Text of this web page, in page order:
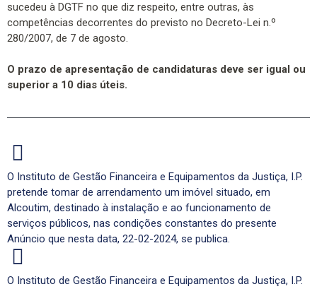
sucedeu à DGTF no que diz respeito, entre outras, às
competências decorrentes do previsto no Decreto-Lei n.º
280/2007, de 7 de agosto.
O prazo de apresentação de candidaturas deve ser igual ou
superior a 10 dias úteis.
O Instituto de Gestão Financeira e Equipamentos da Justiça, I.P.
pretende tomar de arrendamento um imóvel situado, em
Alcoutim, destinado à instalação e ao funcionamento de
serviços públicos, nas condições constantes do presente
Anúncio que nesta data, 22-02-2024, se publica.
O Instituto de Gestão Financeira e Equipamentos da Justiça, I.P.